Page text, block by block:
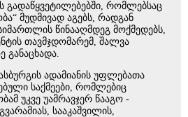
რომლებსაც
მუდმივად აგებს, რადგან
წინააღმდეგ მოქმედებს,
თავმჯდომარემ, შალვა
განაცხადა.
ადამიანის უფლებათა
საქმეები, რომლებიც
უკვე უამრავჯერ წააგო -
სააკაშვილის,